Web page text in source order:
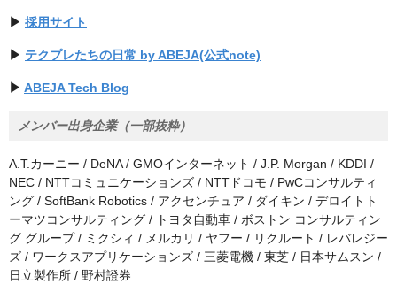
▶ 採用サイト
▶ テクプレたちの日常 by ABEJA(公式note)
▶ ABEJA Tech Blog
メンバー出身企業（一部抜粋）
A.T.カーニー / DeNA / GMOインターネット / J.P. Morgan / KDDI /
NEC / NTTコミュニケーションズ / NTTドコモ / PwCコンサルティ
ング / SoftBank Robotics / アクセンチュア / ダイキン / デロイトト
ーマツコンサルティング / トヨタ自動車 / ボストン コンサルティン
グ グループ / ミクシィ / メルカリ / ヤフー / リクルート / レバレジー
ズ / ワークスアプリケーションズ / 三菱電機 / 東芝 / 日本サムスン /
日立製作所 / 野村證券